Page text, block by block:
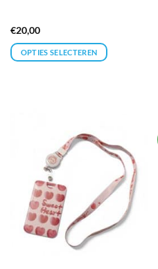
€20,00
OPTIES SELECTEREN